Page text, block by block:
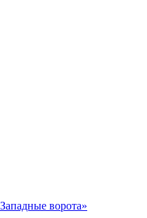
ворота»